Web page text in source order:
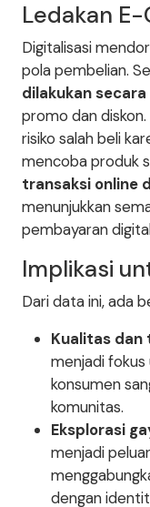
Ledakan
Digitalisasi
pola pembelian.
dilakukan secara
promo dan
risiko salah beli
mencoba produk
transaksi online
menunjukkan
pembayaran
Implikasi
Dari data ini, ada
Kualitas dan
menjadi fokus
konsumen
komunitas.
Eksplorasi
menjadi
dengan